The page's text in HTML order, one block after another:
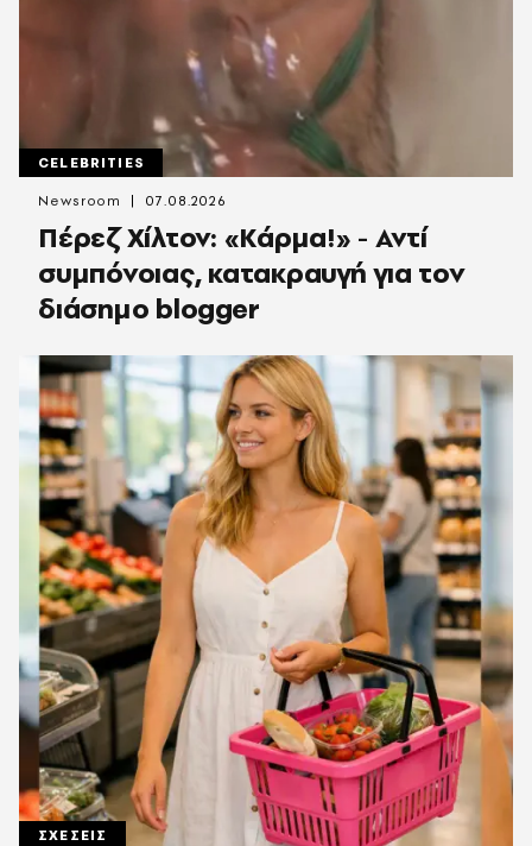
CELEBRITIES
Πέρεζ Χίλτον: «Κάρμα!» - Αντί
συμπόνοιας, κατακραυγή για τον
διάσημο blogger
Newsroom 07.08.2026
ΣΧΕΣΕΙΣ